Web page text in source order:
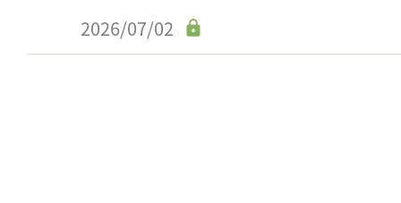
2026/07/02